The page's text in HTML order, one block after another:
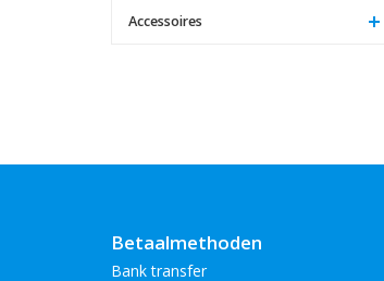
Accessoires
Betaalmethoden
Bank transfer